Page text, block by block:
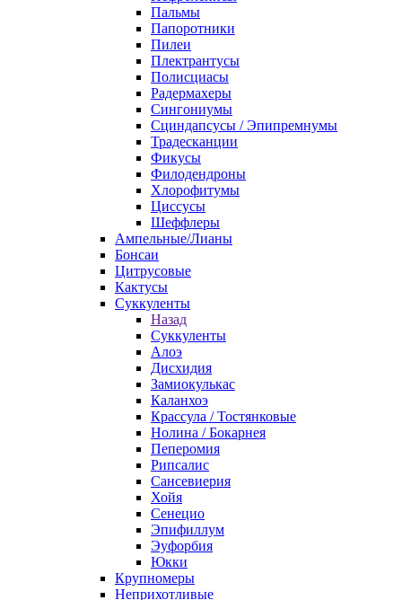
Пальмы
Папоротники
Пилеи
Плектрантусы
Полисциасы
Радермахеры
Сингониумы
Сциндапсусы / Эпипремнумы
Традесканции
Фикусы
Филодендроны
Хлорофитумы
Циссусы
Шеффлеры
Ампельные/Лианы
Бонсаи
Цитрусовые
Кактусы
Суккуленты
Назад
Суккуленты
Алоэ
Дисхидия
Замиокулькас
Каланхоэ
Крассула / Тостянковые
Нолина / Бокарнея
Пеперомия
Рипсалис
Сансевиерия
Хойя
Сенецио
Эпифиллум
Эуфорбия
Юкки
Крупномеры
Неприхотливые